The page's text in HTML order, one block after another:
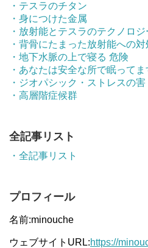
・テスラのチタン
・身につけた金属
・放射能とテスラのテクノロジ
・背骨にたまった放射能への
・地下水脈の上で寝る 危険
・あなたは安全な所で眠ってま
・ジオパシック・ストレスの害
・高層階症候群
全記事リスト
・全記事リスト
プロフィール
名前:minouche
ウェブサイトURL:https://